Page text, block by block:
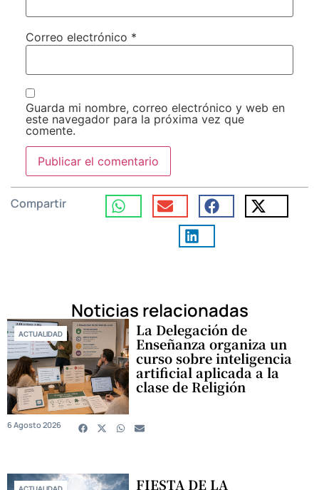
Correo electrónico *
Guarda mi nombre, correo electrónico y web en
este navegador para la próxima vez que
comente.
Compartir
Noticias relacionadas
ACTUALIDAD La Delegación de
Enseñanza organiza un
curso sobre inteligencia
artificial aplicada a la
clase de Religión
6 Agosto 2026
ACTUALIDAD FIESTA DE LA